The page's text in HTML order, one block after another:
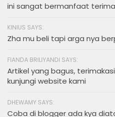
ini sangat bermanfaat
KINIUS SAYS:
Zha mu beli tapi arga nya
FIANDA BRILIYANDI SAYS:
Artikel yang bagus,
kunjungi website kami
DHEWAMY SAYS:
Coba di blogger ada kya